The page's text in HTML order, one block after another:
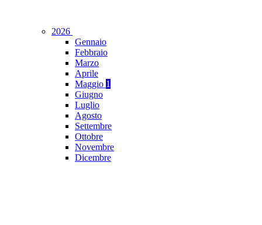
2026
Gennaio
Febbraio
Marzo
Aprile
Maggio 1
Giugno
Luglio
Agosto
Settembre
Ottobre
Novembre
Dicembre